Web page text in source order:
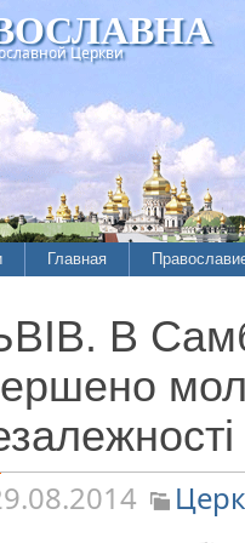
Церкви
прав
хроника
ереси, секты
Главная
История
Хроники
В